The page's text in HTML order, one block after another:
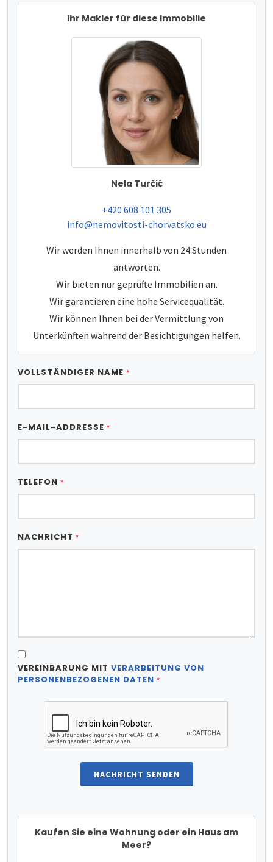
Ihr Makler für diese Immobilie
Nela Turčić
tel:
+420 608 101 305
e-mail:
info@nemovitosti-chorvatsko.eu
Wir werden Ihnen innerhalb von 24 Stunden
antworten.
Wir bieten nur geprüfte Immobilien an.
Wir garantieren eine hohe Servicequalität.
Wir können Ihnen bei der Vermittlung von
Unterkünften während der Besichtigungen helfen.
VOLLSTÄNDIGER NAME *
E-MAIL-ADDRESSE *
TELEFON *
NACHRICHT *
VEREINBARUNG MIT VERARBEITUNG VON
PERSONENBEZOGENEN DATEN *
NACHRICHT SENDEN
Kaufen Sie eine Wohnung oder ein Haus am
Meer?